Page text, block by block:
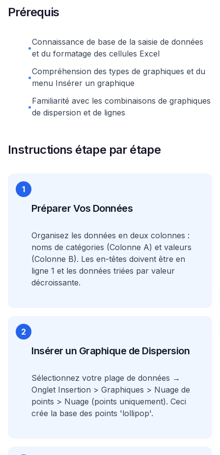
Prérequis
•
Connaissance de base de la saisie de données
et du formatage des cellules Excel
•
Compréhension des types de graphiques et du
menu Insérer un graphique
•
Familiarité avec les combinaisons de graphiques
de dispersion et de lignes
Instructions étape par étape
1
Préparer Vos Données
Organisez les données en deux colonnes :
noms de catégories (Colonne A) et valeurs
(Colonne B). Les en-têtes doivent être en
ligne 1 et les données triées par valeur
décroissante.
2
Insérer un Graphique de Dispersion
Sélectionnez votre plage de données →
Onglet Insertion > Graphiques > Nuage de
points > Nuage (points uniquement). Ceci
crée la base des points 'lollipop'.